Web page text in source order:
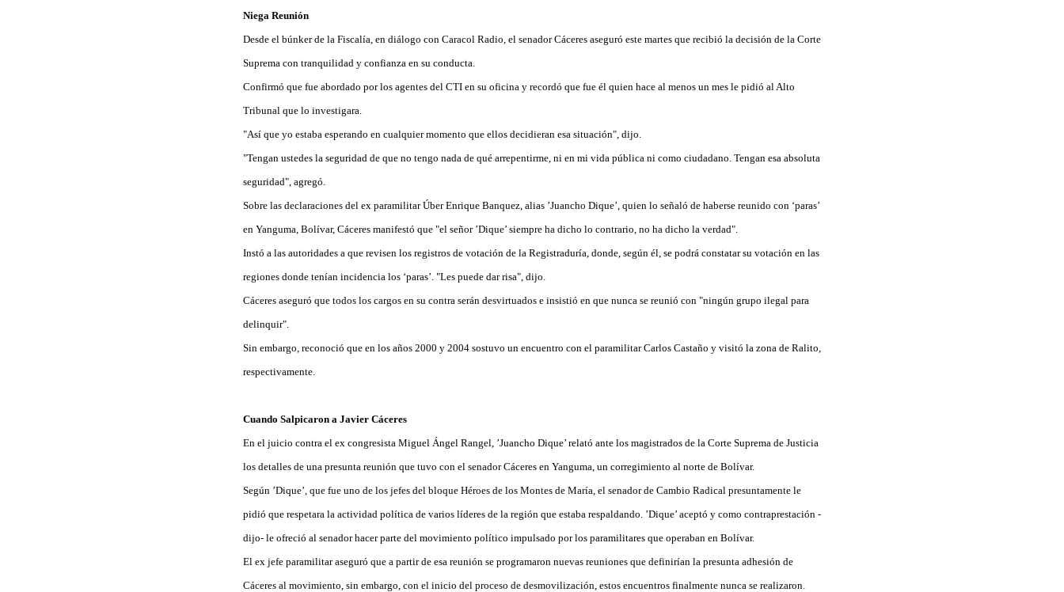
Niega Reunión
Desde el búnker de la Fiscalía, en diálogo con Caracol Radio, el senador Cáceres aseguró este martes que recibió la decisión de la Corte
Suprema con tranquilidad y confianza en su conducta.
Confirmó que fue abordado por los agentes del CTI en su oficina y recordó que fue él quien hace al menos un mes le pidió al Alto
Tribunal que lo investigara.
"Así que yo estaba esperando en cualquier momento que ellos decidieran esa situación", dijo.
"Tengan ustedes la seguridad de que no tengo nada de qué arrepentirme, ni en mi vida pública ni como ciudadano. Tengan esa absoluta
seguridad", agregó.
Sobre las declaraciones del ex paramilitar Úber Enrique Banquez, alias ’Juancho Dique’, quien lo señaló de haberse reunido con ‘paras’
en Yanguma, Bolívar, Cáceres manifestó que "el señor ’Dique’ siempre ha dicho lo contrario, no ha dicho la verdad".
Instó a las autoridades a que revisen los registros de votación de la Registraduría, donde, según él, se podrá constatar su votación en las
regiones donde tenían incidencia los ‘paras’. "Les puede dar risa", dijo.
Cáceres aseguró que todos los cargos en su contra serán desvirtuados e insistió en que nunca se reunió con "ningún grupo ilegal para
delinquir".
Sin embargo, reconoció que en los años 2000 y 2004 sostuvo un encuentro con el paramilitar Carlos Castaño y visitó la zona de Ralito,
respectivamente.
Cuando Salpicaron a Javier Cáceres
En el juicio contra el ex congresista Miguel Ángel Rangel, ’Juancho Dique’ relató ante los magistrados de la Corte Suprema de Justicia
los detalles de una presunta reunión que tuvo con el senador Cáceres en Yanguma, un corregimiento al norte de Bolívar.
Según ’Dique’, que fue uno de los jefes del bloque Héroes de los Montes de María, el senador de Cambio Radical presuntamente le
pidió que respetara la actividad política de varios líderes de la región que estaba respaldando. ’Dique’ aceptó y como contraprestación -
dijo- le ofreció al senador hacer parte del movimiento político impulsado por los paramilitares que operaban en Bolívar.
El ex jefe paramilitar aseguró que a partir de esa reunión se programaron nuevas reuniones que definirían la presunta adhesión de
Cáceres al movimiento, sin embargo, con el inicio del proceso de desmovilización, estos encuentros finalmente nunca se realizaron.